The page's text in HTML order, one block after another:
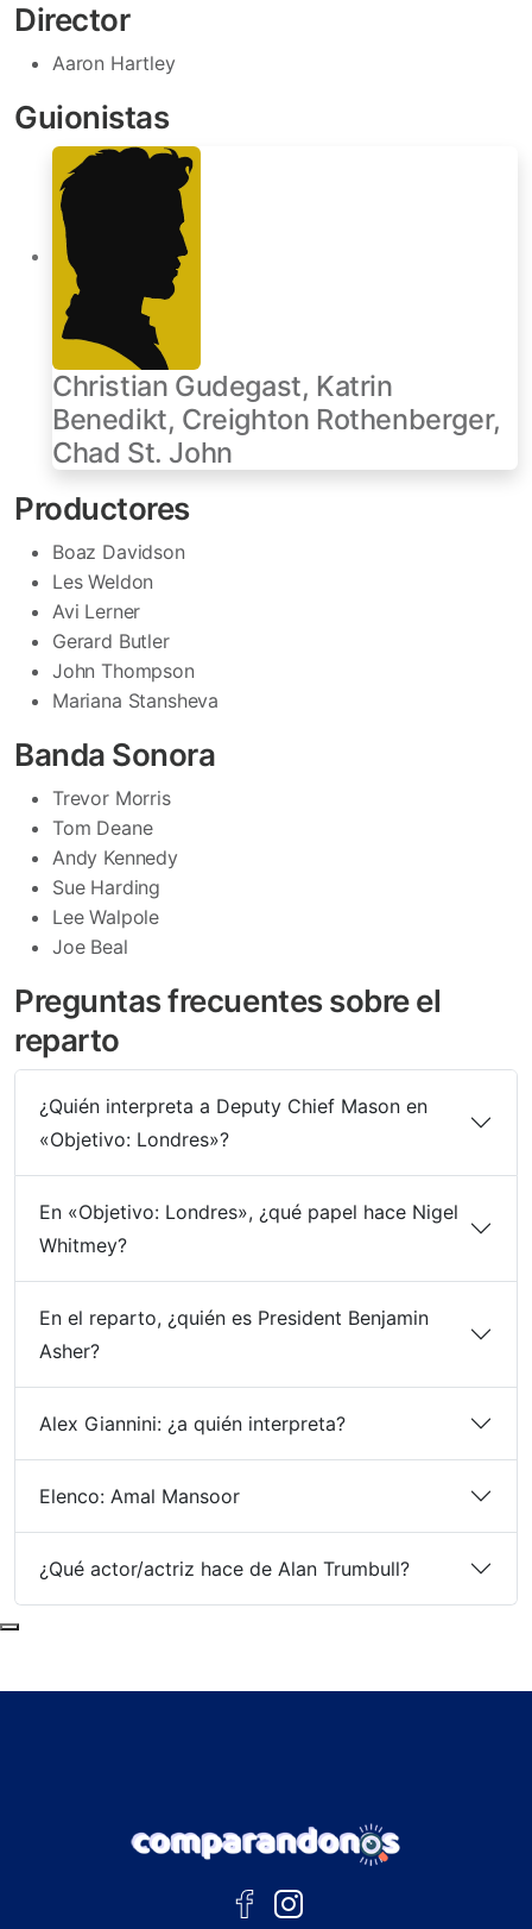
Director
Aaron Hartley
Guionistas
Christian Gudegast, Katrin
Benedikt, Creighton Rothenberger,
Chad St. John
Productores
Boaz Davidson
Les Weldon
Avi Lerner
Gerard Butler
John Thompson
Mariana Stansheva
Banda Sonora
Trevor Morris
Tom Deane
Andy Kennedy
Sue Harding
Lee Walpole
Joe Beal
Preguntas frecuentes sobre el
reparto
¿Quién interpreta a Deputy Chief Mason en
«Objetivo: Londres»?
En «Objetivo: Londres», ¿qué papel hace Nigel
Whitmey?
En el reparto, ¿quién es President Benjamin
Asher?
Alex Giannini: ¿a quién interpreta?
Elenco: Amal Mansoor
¿Qué actor/actriz hace de Alan Trumbull?